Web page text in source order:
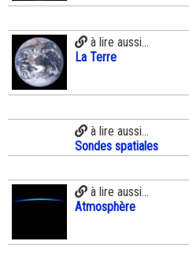
à lire aussi...
La Terre
à lire aussi...
Sondes spatiales
à lire aussi...
Atmosphère